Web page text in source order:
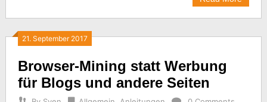
21. September 2017
Browser-Mining statt Werbung
für Blogs und andere Seiten